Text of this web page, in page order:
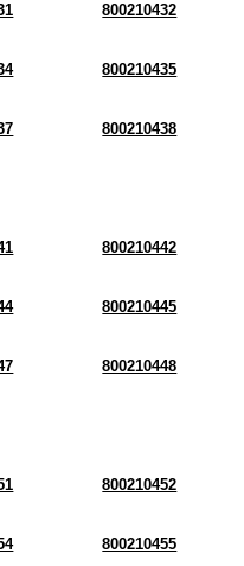
800210432
800210435
800210438
800210442
800210445
800210448
800210452
800210455